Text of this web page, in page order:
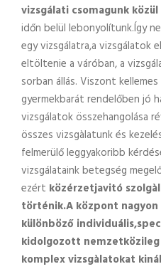
vizsgálati csomagunk
időn belül lebonyolítunk.Így
egy vizsgálatra,a vizsgálatok
eltöltenie a váróban, a
sorban állás. Viszont
gyermekbarát rendelőben jó
vizsgálatok összehangolása
összes vizsgàlatunk és
felmerülő leggyakoribb
vizsgálataink betegség
ezért közérzetjavitó
történik.A központ
különböző
kidolgozott
komplex vizsgàlatokat